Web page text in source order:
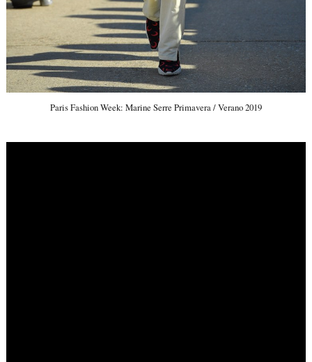
Paris Fashion Week: Marine Serre Primavera / Verano 2019